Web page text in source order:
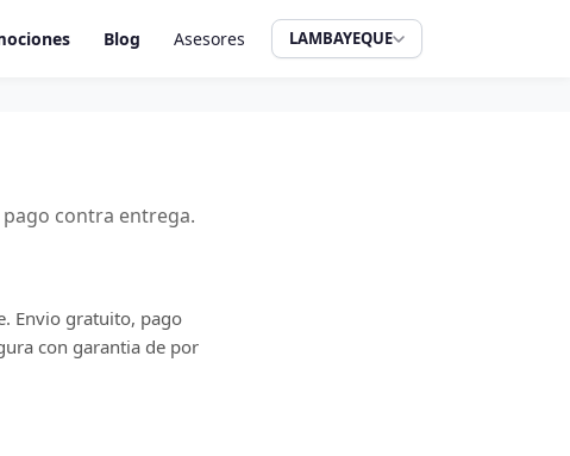
Blog Asesores LAMBAYEQUE
pago contra entrega.
Envio gratuito, pago
con garantia de por